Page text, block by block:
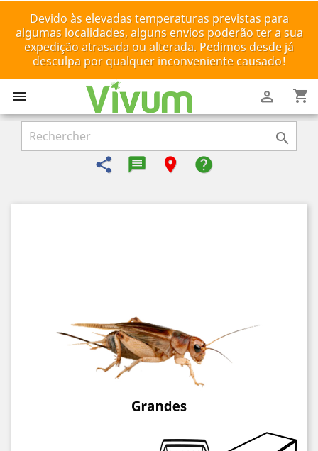
Devido às elevadas temperaturas previstas para
algumas localidades, alguns envios poderão ter a sua
expedição atrasada ou alterada. Pedimos desde já
desculpa por qualquer inconveniente causado!
 shopping_cart


share message-reply-text
room help